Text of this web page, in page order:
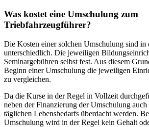
Was kostet eine Umschulung zum
Triebfahrzeugführer?
Die Kosten einer solchen Umschulung sind in
unterschiedlich. Die jeweiligen
Seminargebühren selbst fest. Aus diesem
Beginn einer Umschulung die jeweiligen
zu vergleichen.
Da die Kurse in der Regel in Vollzeit
neben der Finanzierung der Umschulung
täglichen Lebensbedarfs überdacht werden.
Umschulung wird in der Regel kein Gehalt